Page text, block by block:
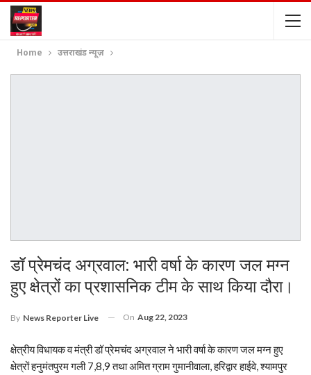
Home उत्तराखंड न्यूज़
डॉ प्रेमचंद अग्रवाल: भारी वर्षा के कारण जल मग्न
हुए क्षेत्रों का प्रशासनिक टीम के साथ किया दौरा।
By News Reporter Live On Aug 22, 2023
क्षेत्रीय विधायक व मंत्री डॉ प्रेमचंद अग्रवाल ने भारी वर्षा के कारण जल मग्न हुए
क्षेत्रों हनुमंतपुरम गली 7,8,9 तथा अमित ग्राम गुमानीवाला, हरिद्वार हाईवे, श्यामपुर